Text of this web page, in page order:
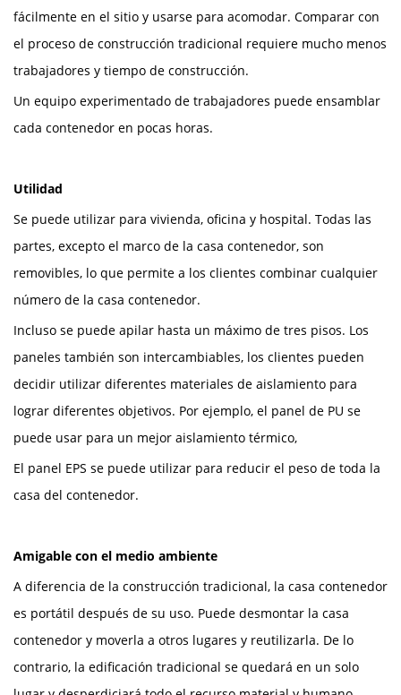
fácilmente en el sitio y usarse para acomodar. Comparar con
el proceso de construcción tradicional requiere mucho menos
trabajadores y tiempo de construcción.
Un equipo experimentado de trabajadores puede ensamblar
cada contenedor en pocas horas.
Utilidad
Se puede utilizar para vivienda, oficina y hospital. Todas las
partes, excepto el marco de la casa contenedor, son
removibles, lo que permite a los clientes combinar cualquier
número de la casa contenedor.
Incluso se puede apilar hasta un máximo de tres pisos. Los
paneles también son intercambiables, los clientes pueden
decidir utilizar diferentes materiales de aislamiento para
lograr diferentes objetivos. Por ejemplo, el panel de PU se
puede usar para un mejor aislamiento térmico,
El panel EPS se puede utilizar para reducir el peso de toda la
casa del contenedor.
Amigable con el medio ambiente
A diferencia de la construcción tradicional, la casa contenedor
es portátil después de su uso. Puede desmontar la casa
contenedor y moverla a otros lugares y reutilizarla. De lo
contrario, la edificación tradicional se quedará en un solo